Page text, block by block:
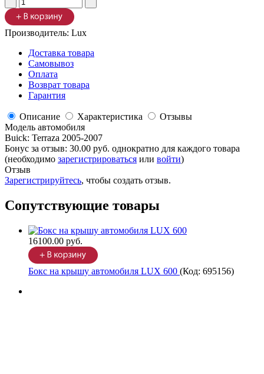
Производитель: Lux
Доставка товара
Самовывоз
Оплата
Возврат товара
Гарантия
Описание Характеристика
Отзывы
Модель автомобиля
Buick: Terraza 2005-2007
Бонус за отзыв: 30.00 руб. однократно для каждого товара
(необходимо зарегистрироваться или войти)
Отзыв
Зарегистрируйтесь, чтобы создать отзыв.
Сопутствующие товары
16100.00 руб.
Бокс на крышу автомобиля LUX 600 (Код: 695156)